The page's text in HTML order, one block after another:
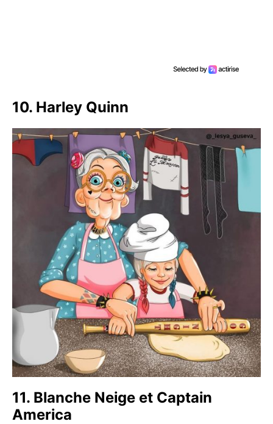
10. Harley Quinn
11. Blanche Neige et Captain
America